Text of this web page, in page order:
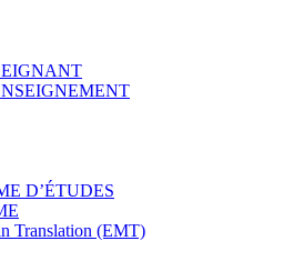
D’ÉTUDES
Translation (EMT)